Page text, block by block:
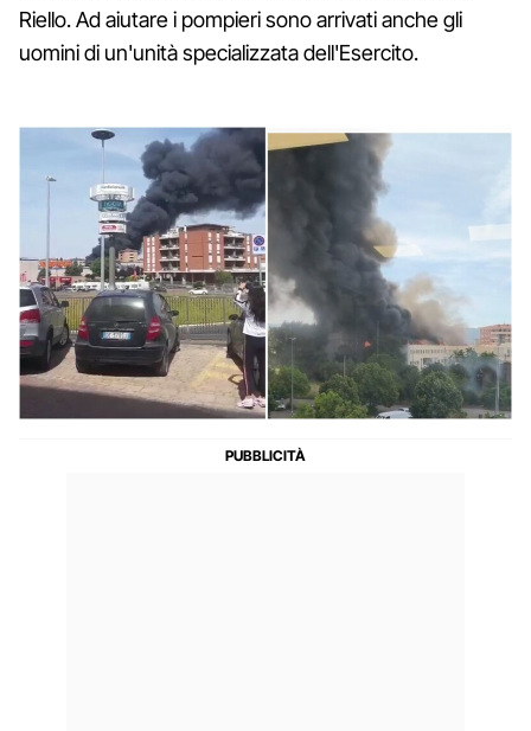
Riello. Ad aiutare i pompieri sono arrivati anche gli
uomini di un'unità specializzata dell'Esercito.